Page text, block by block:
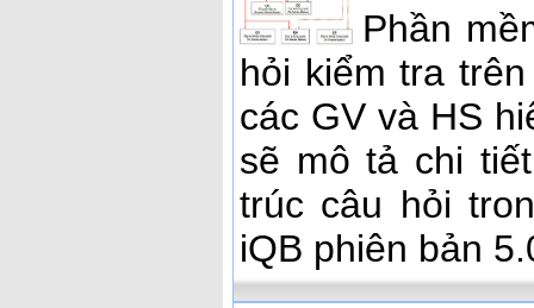
Phần
hỏi kiểm tra
các GV và HS
sẽ mô tả chi
trúc câu hỏi
iQB phiên bản